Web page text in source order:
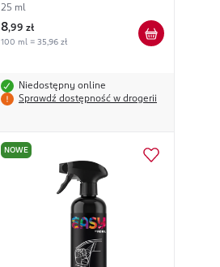
25 ml
8,99 zł
100 ml = 35,96 zł
Niedostępny online
Sprawdź dostępność w drogerii
NOWE